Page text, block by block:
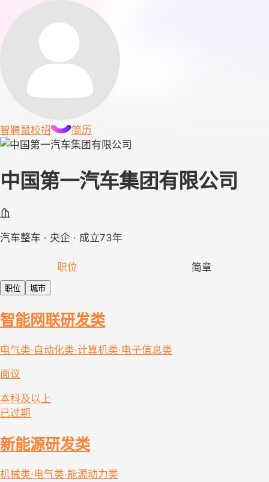
智聘鼠校招 简历
中国第一汽车集团有限公司
汽车整车 · 央企 · 成立73年
职位 简章
职位 城市
智能网联研发类
电气类·自动化类·计算机类·电子信息类
面议
本科及以上
已过期
新能源研发类
机械类·电气类·能源动力类